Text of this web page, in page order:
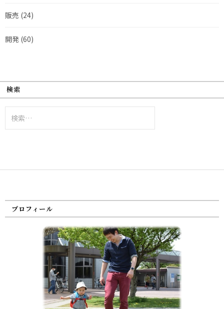
販売 (24)
開発 (60)
検索
索:
プロフィール